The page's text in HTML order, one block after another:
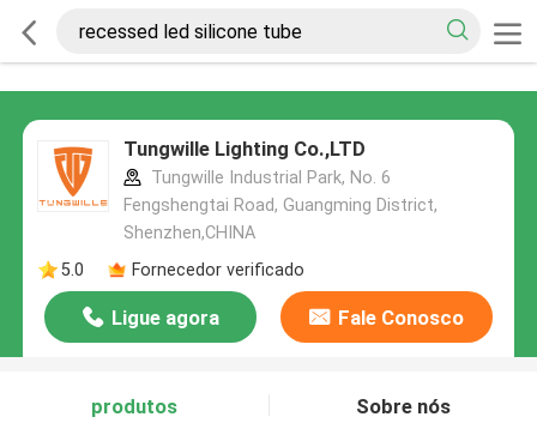
Tungwille Lighting Co.,LTD
Tungwille Industrial Park, No. 6
Fengshengtai Road, Guangming District,
Shenzhen,CHINA
5.0
Fornecedor verificado
Ligue agora Fale Conosco
produtos Sobre nós